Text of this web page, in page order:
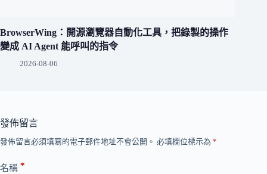
BrowserWing：開源瀏覽器自動化工具，把錄製的操作
變成 AI Agent 能呼叫的指令
2026-08-06
發佈留言
發佈留言必須填寫的電子郵件地址不會公開。 必填欄位標示為 *
名稱 *